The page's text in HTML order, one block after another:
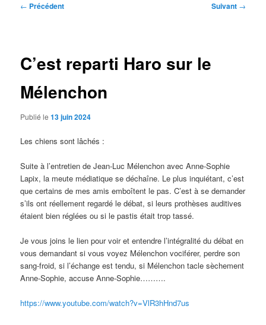
Navigation
← Précédent Suivant →
C’est reparti Haro sur le
Mélenchon
Publié le13 juin 2024
Les chiens sont lâchés :
Suite à l’entretien de Jean-Luc Mélenchon avec Anne-Sophie
Lapix, la meute médiatique se déchaîne. Le plus inquiétant, c’est
que certains de mes amis emboîtent le pas. C’est à se demander
s’ils ont réellement regardé le débat, si leurs prothèses auditives
étaient bien réglées ou si le pastis était trop tassé.
Je vous joins le lien pour voir et entendre l’intégralité du débat en
vous demandant si vous voyez Mélenchon vociférer, perdre son
sang-froid, si l’échange est tendu, si Mélenchon tacle sèchement
Anne-Sophie, accuse Anne-Sophie……….
https://www.youtube.com/watch?v=VlR3hHnd7us